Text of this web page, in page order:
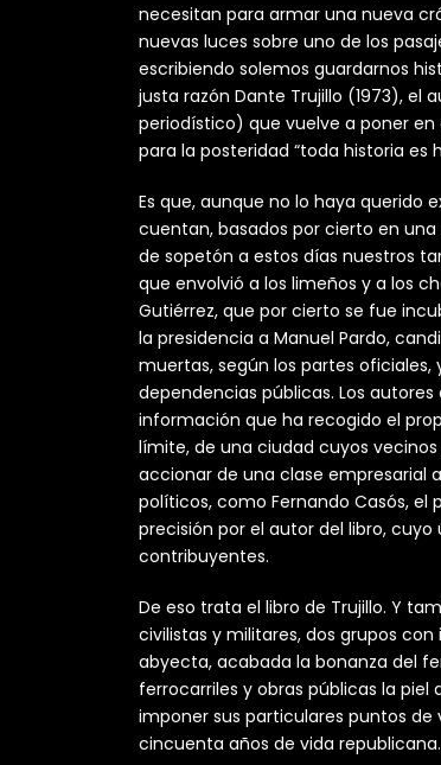
necesitan para armar una nueva
nuevas luces sobre uno de los
escribiendo solemos guardarnos
justa razón Dante Trujillo (1973), el
periodístico) que vuelve a poner
para la posteridad “toda historia es
Es que, aunque no lo haya querido
cuentan, basados por cierto en
de sopetón a estos días nuestros
que envolvió a los limeños y a los
Gutiérrez, que por cierto se fue
la presidencia a Manuel Pardo,
muertas, según los partes
dependencias públicas. Los
información que ha recogido el
límite, de una ciudad cuyos
accionar de una clase empresarial
políticos, como Fernando Casós,
precisión por el autor del libro,
contribuyentes.
De eso trata el libro de Trujillo. Y
civilistas y militares, dos grupos
abyecta, acabada la bonanza del
ferrocarriles y obras públicas la
imponer sus particulares puntos de
cincuenta años de vida republicana.